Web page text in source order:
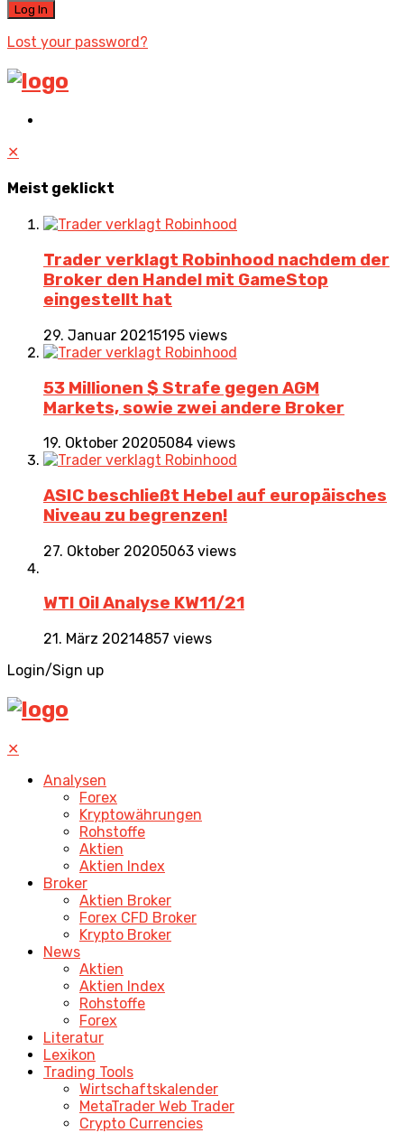
Lost your password?
✕
Meist geklickt
Trader verklagt Robinhood nachdem der
Broker den Handel mit GameStop
eingestellt hat
29. Januar 20215195 views
53 Millionen $ Strafe gegen AGM
Markets, sowie zwei andere Broker
19. Oktober 20205084 views
ASIC beschließt Hebel auf europäisches
Niveau zu begrenzen!
27. Oktober 20205063 views
WTI Oil Analyse KW11/21
21. März 20214857 views
Login/Sign up
✕
Analysen
Forex
Kryptowährungen
Rohstoffe
Aktien
Aktien Index
Broker
Aktien Broker
Forex CFD Broker
Krypto Broker
News
Aktien
Aktien Index
Rohstoffe
Forex
Literatur
Lexikon
Trading Tools
Wirtschaftskalender
MetaTrader Web Trader
Crypto Currencies